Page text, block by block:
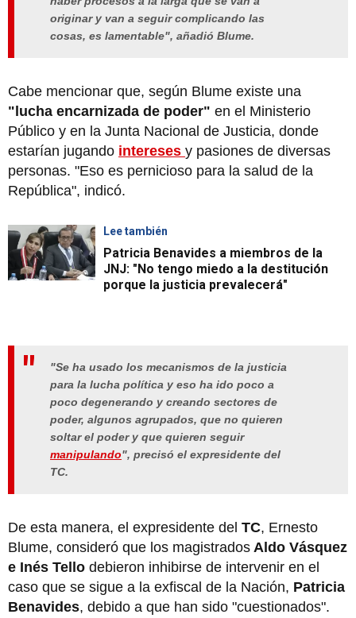
originar y van a seguir complicando las
cosas, es lamentable", añadió Blume.
Cabe mencionar que, según Blume existe una
"lucha encarnizada de poder" en el Ministerio
Público y en la Junta Nacional de Justicia, donde
estarían jugando intereses y pasiones de diversas
personas. "Eso es pernicioso para la salud de la
República", indicó.
Lee también
Patricia Benavides a miembros de la
JNJ: "No tengo miedo a la destitución
porque la justicia prevalecerá"
"Se ha usado los mecanismos de la justicia
para la lucha política y eso ha ido poco a
poco degenerando y creando sectores de
poder, algunos agrupados, que no quieren
soltar el poder y que quieren seguir
manipulando", precisó el expresidente del
TC.
De esta manera, el expresidente del TC, Ernesto
Blume, consideró que los magistrados Aldo Vásquez
e Inés Tello debieron inhibirse de intervenir en el
caso que se sigue a la exfiscal de la Nación, Patricia
Benavides, debido a que han sido "cuestionados".